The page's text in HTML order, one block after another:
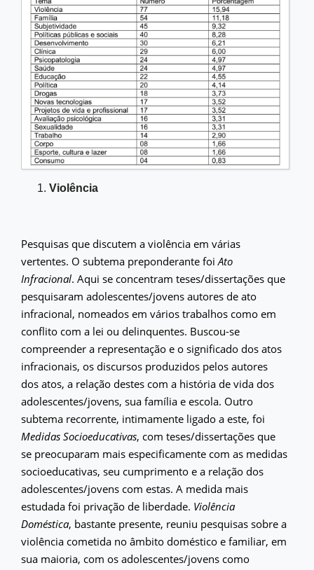
Violência
Pesquisas que discutem a violência em várias
vertentes. O subtema preponderante foiAto
Infracional. Aqui se concentram teses/dissertações que
pesquisaram adolescentes/jovens autores de ato
infracional, nomeados em vários trabalhos como em
conflito com a lei ou delinquentes. Buscou-se
compreender a representação e o significado dos atos
infracionais, os discursos produzidos pelos autores
dos atos, a relação destes com a história de vida dos
adolescentes/jovens, sua família e escola. Outro
subtema recorrente, intimamente ligado a este, foi
Medidas Socioeducativas, com teses/dissertações que
se preocuparam mais especificamente com as medidas
socioeducativas, seu cumprimento e a relação dos
adolescentes/jovens com estas. A medida mais
estudada foi privação de liberdade. Violência
Doméstica, bastante presente, reuniu pesquisas sobre a
violência cometida no âmbito doméstico e familiar, em
sua maioria, com os adolescentes/jovens como